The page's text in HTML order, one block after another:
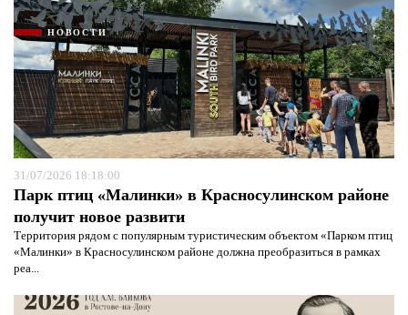
НОВОСТИ
31/07/2026 18:18:00
Парк птиц «Малинки» в Красносулинском районе
получит новое развити
Территория рядом с популярным туристическим объектом «Парком птиц
«Малинки» в Красносулинском районе должна преобразиться в рамках
реа...